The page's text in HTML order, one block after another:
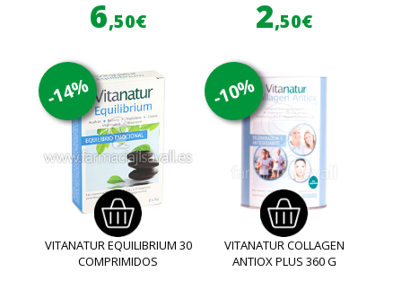
6,50€ 2,50€
-14%
VITANATUR EQUILIBRIUM 30
COMPRIMIDOS
-10%
VITANATUR COLLAGEN
ANTIOX PLUS 360 G